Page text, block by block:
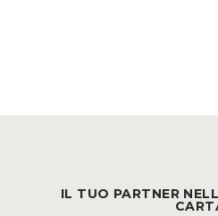
IL TUO PARTNER